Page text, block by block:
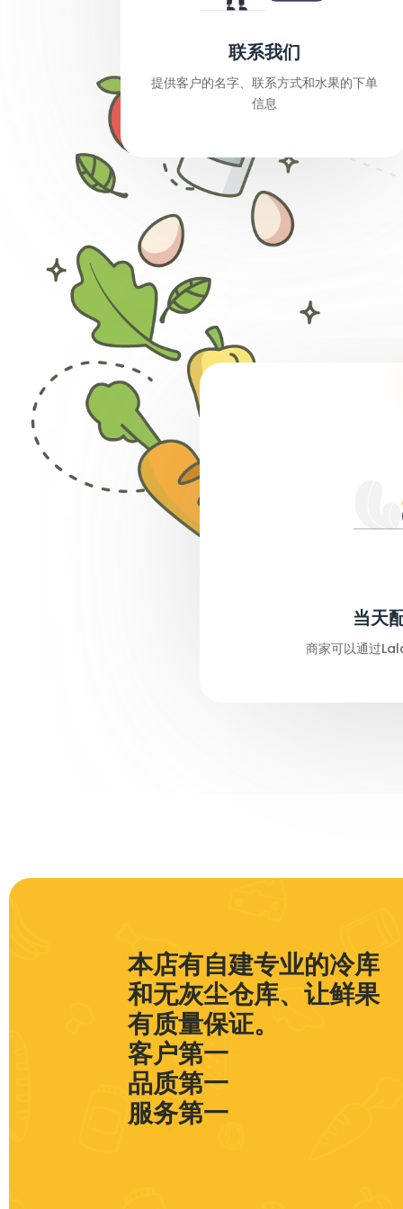
联系我们
提供客户的名字、联系方式和水果的下单
信息
当天
商家可以通过
本店有自建专业的冷库
和无灰尘仓库、让鲜果
有质量保证。
客户第一
品质第一
服务第一